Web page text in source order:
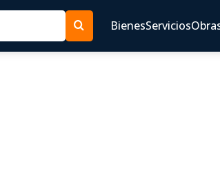
BienesServicios